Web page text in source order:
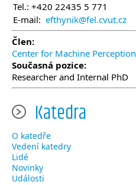
Tel.: +420 22435 5 771
E-mail: efthynik@fel.cvut.cz
Člen:
Center for Machine Perception
Současná pozice:
Researcher and Internal PhD
Katedra
O katedře
Vedení katedry
Lidé
Novinky
Události